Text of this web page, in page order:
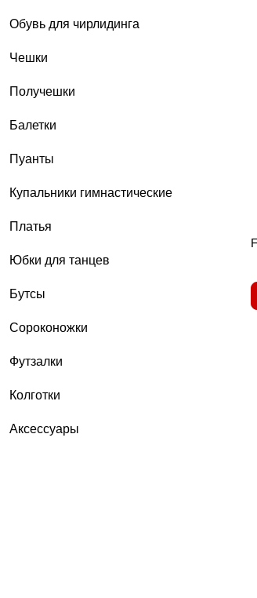
Обувь для чирлидинга
Чешки
Получешки
Балетки
Пуанты
Купальники гимнастические
Платья
Юбки для танцев
Бутсы
Сороконожки
Футзалки
Колготки
Аксессуары